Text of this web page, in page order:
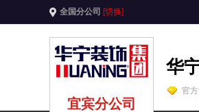
全国分公司 [切换]
宜宾分公司
华
官